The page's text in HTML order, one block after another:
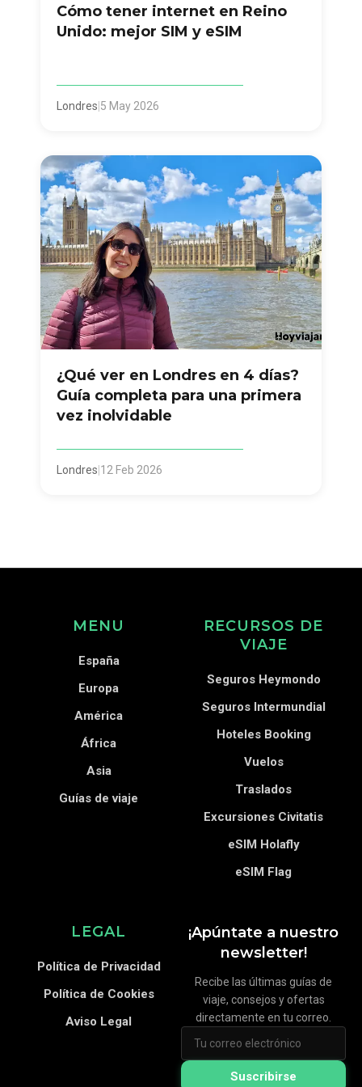
Cómo tener internet en Reino
Unido: mejor SIM y eSIM
Londres 5 May 2026
¿Qué ver en Londres en 4 días?
Guía completa para una primera
vez inolvidable
Londres 12 Feb 2026
¡Apúntate a nuestro
newsletter!
Recibe las últimas guías de
viaje, consejos y ofertas
directamente en tu correo.
Suscribirse
MENU
España
Europa
América
África
Asia
Guías de viaje
RECURSOS DE
VIAJE
Seguros Heymondo
Seguros Intermundial
Hoteles Booking
Vuelos
Traslados
Excursiones Civitatis
eSIM Holafly
eSIM Flag
LEGAL
Política de Privacidad
Política de Cookies
Aviso Legal